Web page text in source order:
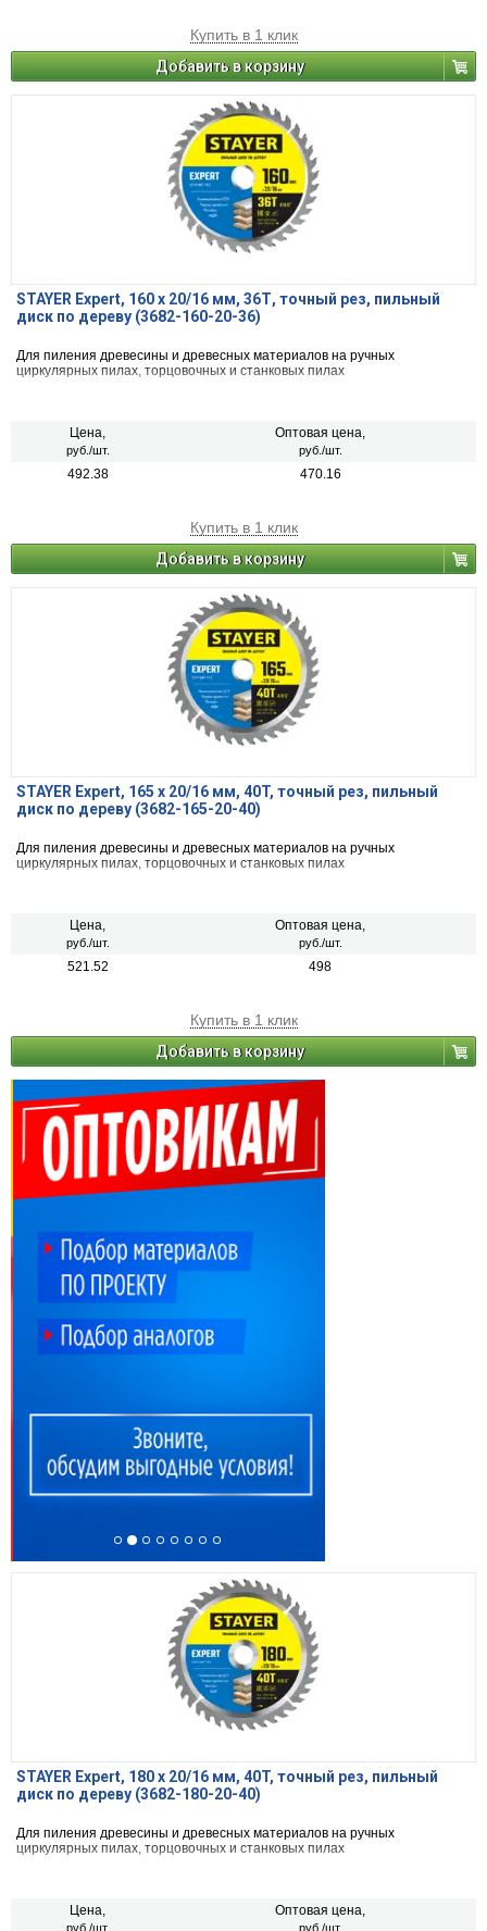
Купить в 1 клик
Добавить в корзину
STAYER Expert, 160 x 20/16 мм, 36Т, точный рез, пильный
диск по дереву (3682-160-20-36)
Для пиления древесины и древесных материалов на ручных
циркулярных пилах, торцовочных и станковых пилах
Цена,
руб./шт.
Оптовая цена,
руб./шт.
492.38 470.16
Купить в 1 клик
Добавить в корзину
STAYER Expert, 165 x 20/16 мм, 40T, точный рез, пильный
диск по дереву (3682-165-20-40)
Для пиления древесины и древесных материалов на ручных
циркулярных пилах, торцовочных и станковых пилах
Цена,
руб./шт.
Оптовая цена,
руб./шт.
521.52 498
Купить в 1 клик
Добавить в корзину
STAYER Expert, 180 x 20/16 мм, 40T, точный рез, пильный
диск по дереву (3682-180-20-40)
Для пиления древесины и древесных материалов на ручных
циркулярных пилах, торцовочных и станковых пилах
Цена,
руб./шт.
Оптовая цена,
руб./шт.